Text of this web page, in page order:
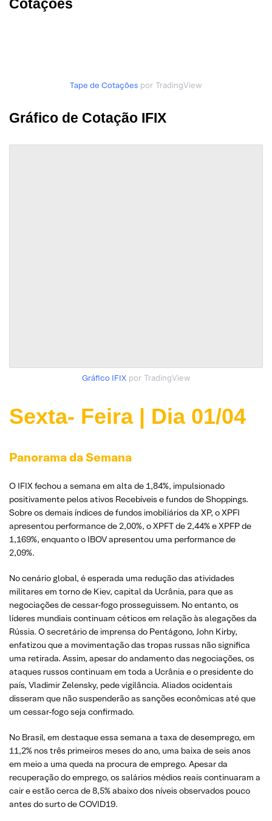
Cotações
Tape de Cotações por TradingView
Gráfico de Cotação IFIX
Gráfico IFIXpor TradingView
Sexta- Feira | Dia 01/04
Panorama da Semana
O IFIX fechou a semana em alta de 1,84%, impulsionado
positivamente pelos ativos Recebíveis e fundos de Shoppings.
Sobre os demais índices de fundos imobiliários da XP, o XPFI
apresentou performance de 2,00%, o XPFT de 2,44% e XPFP de
1,169%, enquanto o IBOV apresentou uma performance de
2,09%.
No cenário global, é esperada uma redução das atividades
militares em torno de Kiev, capital da Ucrânia, para que as
negociações de cessar-fogo prosseguissem. No entanto, os
líderes mundiais continuam céticos em relação às alegações da
Rússia. O secretário de imprensa do Pentágono, John Kirby,
enfatizou que a movimentação das tropas russas não significa
uma retirada. Assim, apesar do andamento das negociações, os
ataques russos continuam em toda a Ucrânia e o presidente do
país, Vladimir Zelensky, pede vigilância. Aliados ocidentais
disseram que não suspenderão as sanções econômicas até que
um cessar-fogo seja confirmado.
No Brasil, em destaque essa semana a taxa de desemprego, em
11,2% nos três primeiros meses do ano, uma baixa de seis anos
em meio a uma queda na procura de emprego. Apesar da
recuperação do emprego, os salários médios reais continuaram a
cair e estão cerca de 8,5% abaixo dos níveis observados pouco
antes do surto de COVID19.